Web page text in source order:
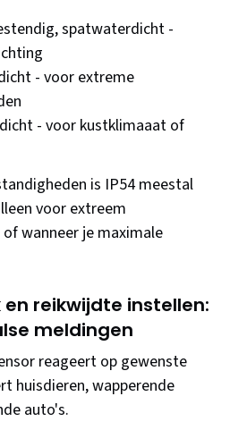
spatwaterdicht -
- voor extreme
- voor kustklimaaat of
is IP54 meestal
voor extreem
wanneer je maximale
reikwijdte instellen:
meldingen
reageert op gewenste
huisdieren, wapperende
auto's.